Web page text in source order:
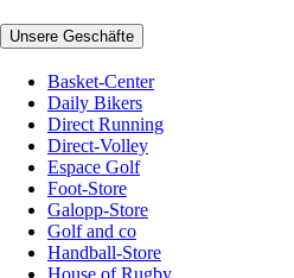
Unsere Geschäfte
Basket-Center
Daily Bikers
Direct Running
Direct-Volley
Espace Golf
Foot-Store
Galopp-Store
Golf and co
Handball-Store
House of Rugby